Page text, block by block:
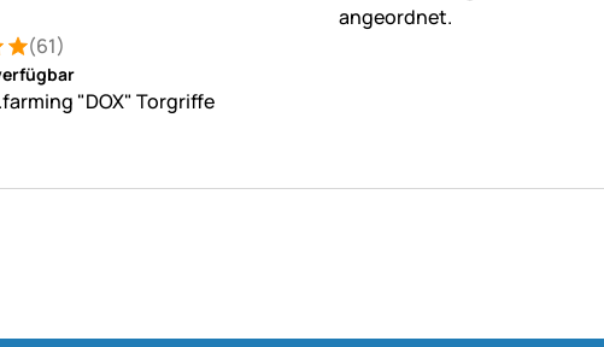
5 von 5 (61 Bewertungen)
(61)
"DOX" Torgriffe